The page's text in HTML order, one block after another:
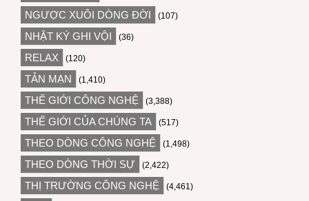
NGƯỢC XUÔI DÒNG ĐỜI (107)
NHẬT KÝ GHI VỘI (36)
RELAX (120)
TẢN MẠN (1,410)
THẾ GIỚI CÔNG NGHỆ (3,388)
THẾ GIỚI CỦA CHÚNG TA (517)
THEO DÒNG CÔNG NGHỆ (1,498)
THEO DÒNG THỜI SỰ (2,422)
THỊ TRƯỜNG CÔNG NGHỆ (4,461)